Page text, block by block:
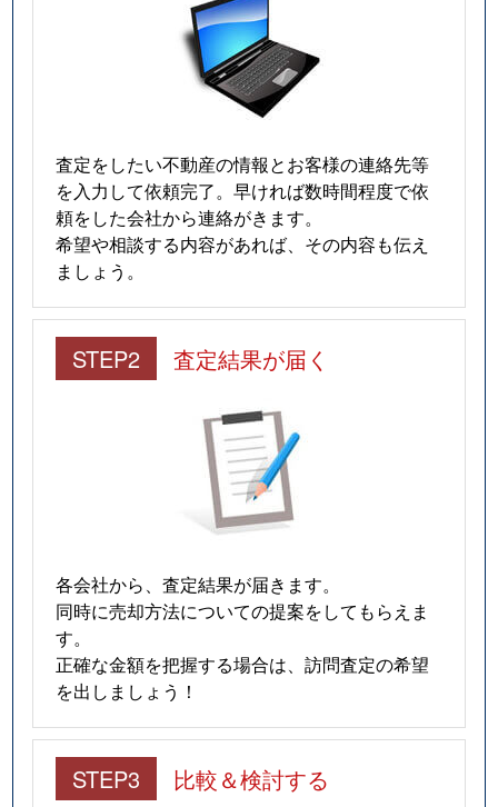
査定をしたい不動産の情報とお客様の連絡先等
を入力して依頼完了。早ければ数時間程度で依
頼をした会社から連絡がきます。
希望や相談する内容があれば、その内容も伝え
ましょう。
STEP2 査定結果が届く
各会社から、査定結果が届きます。
同時に売却方法についての提案をしてもらえま
す。
正確な金額を把握する場合は、訪問査定の希望
を出しましょう！
STEP3 比較＆検討する